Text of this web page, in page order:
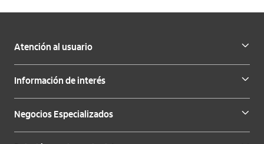
Atención al usuario
Información de interés
Negocios Especializados